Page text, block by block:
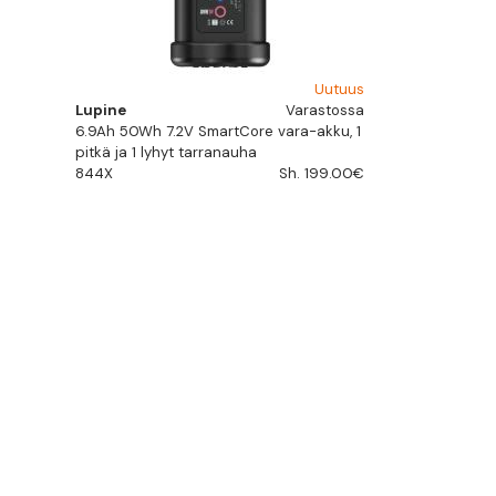
Uutuus
Lupine
Varastossa
6.9Ah 50Wh 7.2V SmartCore vara-akku, 1
pitkä ja 1 lyhyt tarranauha
844X
Sh. 199.00€